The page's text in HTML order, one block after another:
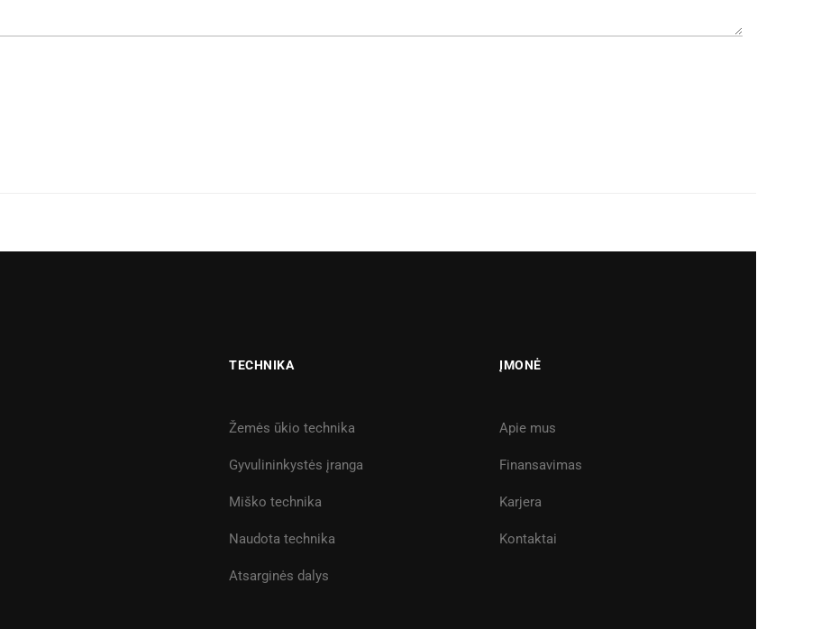
TECHNIKA
Žemės ūkio technika
Gyvulininkystės įranga
Miško technika
Naudota technika
Atsarginės dalys
ĮMONĖ
Apie mus
Finansavimas
Karjera
Kontaktai